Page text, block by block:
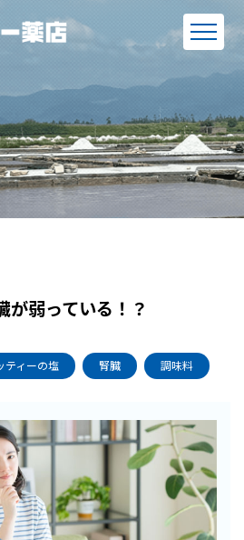
が弱っている！？
ティーの塩 腎臓 調味料